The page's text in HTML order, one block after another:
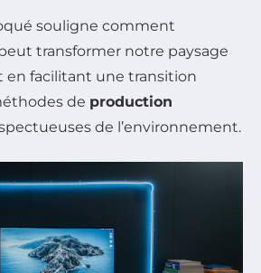
souligne comment
transformer notre paysage
facilitant une transition
de production
de l’environnement.